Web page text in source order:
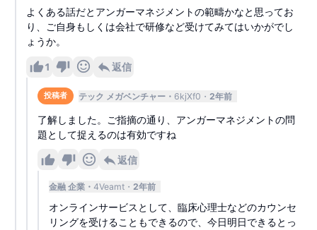
よくある話だとアンガーマネジメントの範疇かなと思ってお
り、ご自身もしくは会社で研修など受けてみてはいかがでし
ょうか。
1 返信
投稿者 テック メガベンチャー 6kjXf0 2年前
了解しました。ご指摘の通り、アンガーマネジメントの問
題として捉えるのは有効ですね
返信
金融 企業 4Veamt 2年前
オンラインサービスとして、臨床心理士などのカウンセ
リングを受けることもできるので、今日明日できるとっ